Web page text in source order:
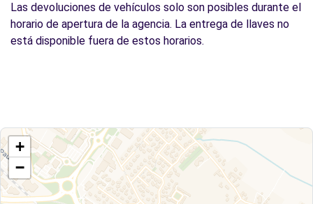
Las devoluciones de vehículos solo son posibles durante el
horario de apertura de la agencia. La entrega de llaves no
está disponible fuera de estos horarios.
+
−